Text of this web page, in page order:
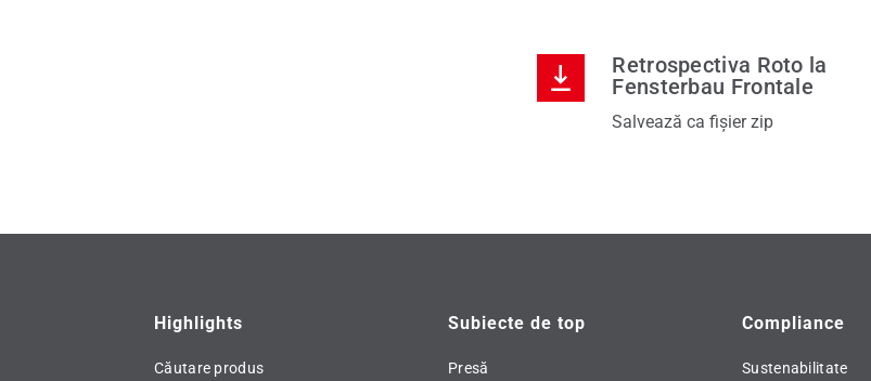
Retrospectiva Roto la
Fensterbau Frontale
Salvează ca fișier zip
Highlights
Căutare produs
Subiecte de top
Presă
Compliance
Sustenabilitate